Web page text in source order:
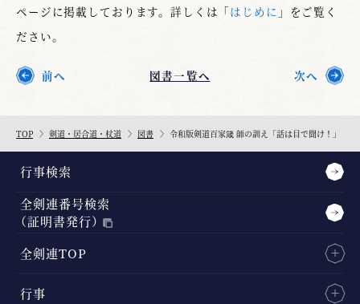
ページに掲載しております。詳しくは「はじめに 」をご覧く
ださい。
前へ 図書一覧へ 次へ
TOP 剣道・居合道・杖道 図書 令和版剣道百家箴 師の訓え「話は目で聞け！」
行事検索
全剣連番号検索
（証明書発行）
全剣連TOP
行事